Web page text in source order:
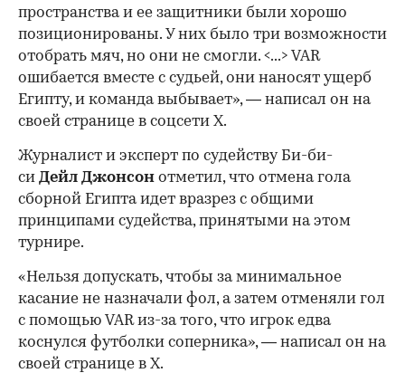
пространства и ее защитники были хорошо
позиционированы. У них было три возможности
отобрать мяч, но они не смогли. <...> VAR
ошибается вместе с судьей, они наносят ущерб
Египту, и команда выбывает», — написал он на
своей странице в соцсети X.
Журналист и эксперт по судейству Би-би-
си Дейл Джонсон отметил, что отмена гола
сборной Египта идет вразрез с общими
принципами судейства, принятыми на этом
турнире.
«Нельзя допускать, чтобы за минимальное
касание не назначали фол, а затем отменяли гол
с помощью VAR из-за того, что игрок едва
коснулся футболки соперника», — написал он на
своей странице в X.